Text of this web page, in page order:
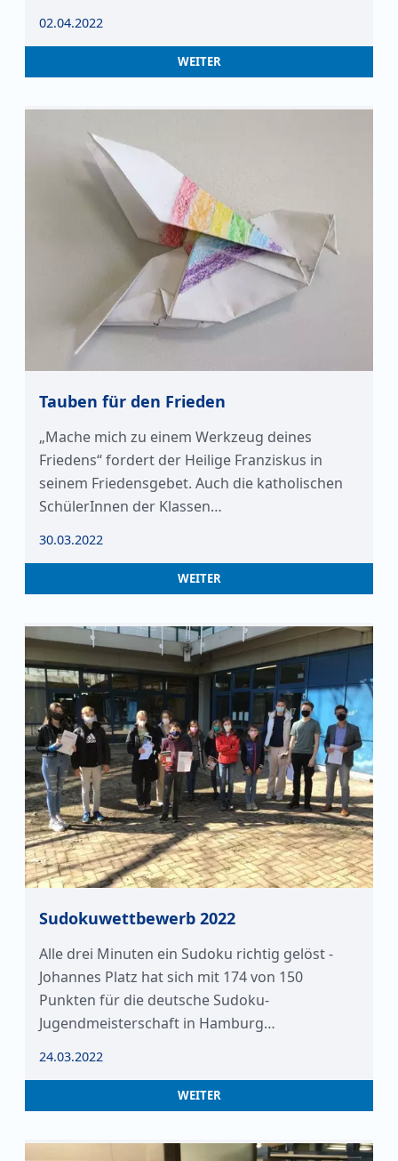
02.04.2022
WEITER
Tauben für den Frieden
„Mache mich zu einem Werkzeug deines
Friedens“ fordert der Heilige Franziskus in
seinem Friedensgebet. Auch die katholischen
SchülerInnen der Klassen…
30.03.2022
WEITER
Sudokuwettbewerb 2022
Alle drei Minuten ein Sudoku richtig gelöst -
Johannes Platz hat sich mit 174 von 150
Punkten für die deutsche Sudoku-
Jugendmeisterschaft in Hamburg…
24.03.2022
WEITER